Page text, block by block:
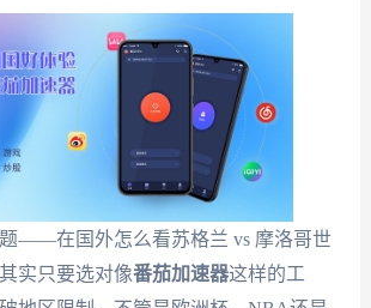
——在国外怎么看苏格兰 vs 摩洛哥世
实只要选对像番茄加速器这样的工